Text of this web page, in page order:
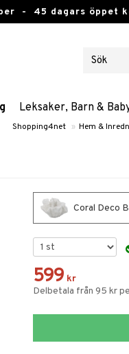
- 45 dagars öppet
Leksaker, Barn &
Shopping4net » Hem &
Coral Deco
599 kr
Delbetala från 95 kr